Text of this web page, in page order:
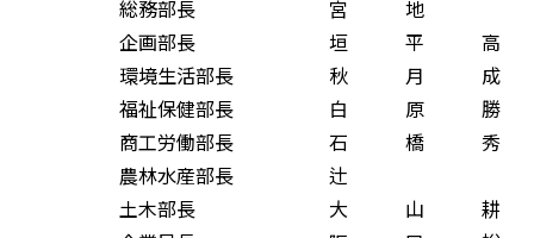
総務部長 宮 地
企画部長 垣 平 高
環境生活部長 秋 月 成
福祉保健部長 白 原 勝
商工労働部長 石 橋 秀
農林水産部長 辻
土木部長 大 山 耕